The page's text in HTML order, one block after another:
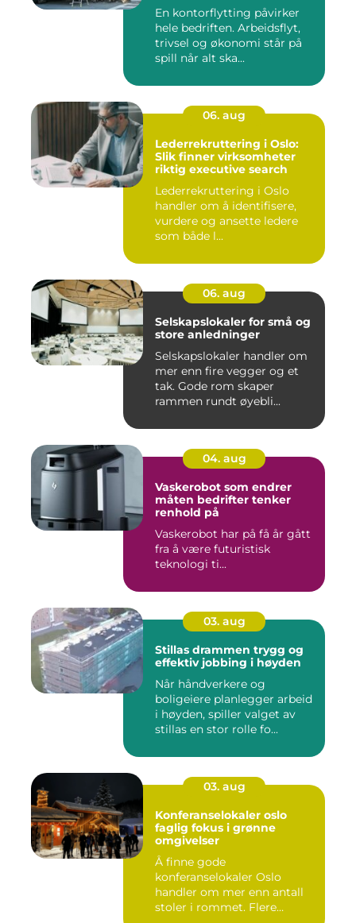
En kontorflytting påvirker
hele bedriften. Arbeidsflyt,
trivsel og økonomi står på
spill når alt ska...
06. aug
Lederrekruttering i Oslo:
Slik finner virksomheter
riktig executive search
Lederrekruttering i Oslo
handler om å identifisere,
vurdere og ansette ledere
som både l...
06. aug
Selskapslokaler for små og
store anledninger
Selskapslokaler handler om
mer enn fire vegger og et
tak. Gode rom skaper
rammen rundt øyebli...
04. aug
Vaskerobot som endrer
måten bedrifter tenker
renhold på
Vaskerobot har på få år gått
fra å være futuristisk
teknologi ti...
03. aug
Stillas drammen trygg og
effektiv jobbing i høyden
Når håndverkere og
boligeiere planlegger arbeid
i høyden, spiller valget av
stillas en stor rolle fo...
03. aug
Konferanselokaler oslo
faglig fokus i grønne
omgivelser
Å finne gode
konferanselokaler Oslo
handler om mer enn antall
stoler i rommet. Flere